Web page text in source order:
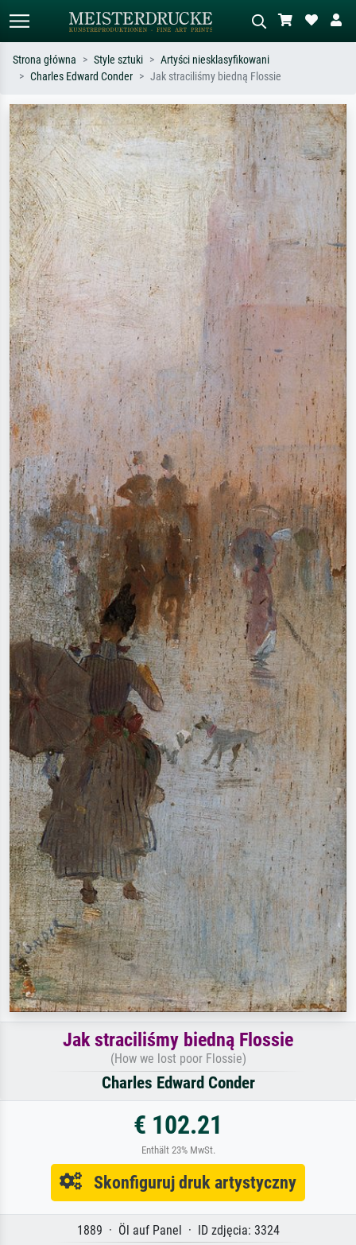
Szukaj wg artysty, tytułu lub stylu – np.
Monet, Gwiaździsta noc,
impresjonizm, fala Hokusaia, akt.
Opisz scenę – np. zielona łąka,
abstrakcja z czerwienią, ciemny olej,
stojący akt obok drzewa.
Strona główna Style sztuki
Artyści niesklasyfikowani
Charles Edward Conder
Jak straciliśmy biedną Flossie
Jak straciliśmy biedną Flossie
(How we lost poor Flossie)
Charles Edward Conder
€ 102.21
Enthält 23% MwSt.
Skonfiguruj druk artystyczny
1889 · Öl auf Panel · ID zdjęcia: 3324